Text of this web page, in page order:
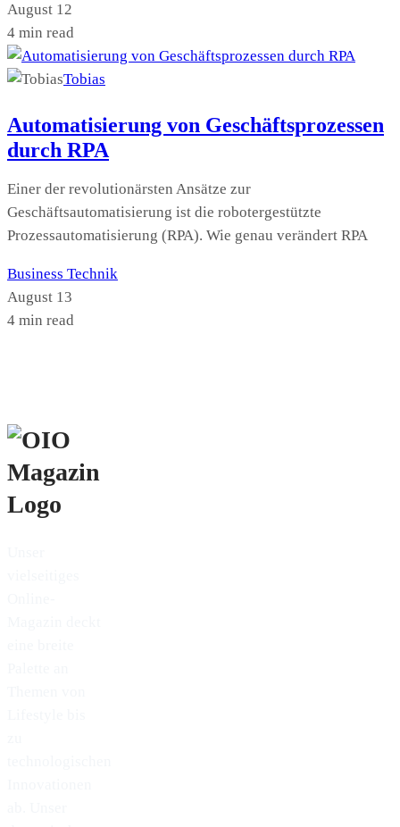
August 12
4 min read
Tobias
Automatisierung von Geschäftsprozessen
durch RPA
Einer der revolutionärsten Ansätze zur
Geschäftsautomatisierung ist die robotergestützte
Prozessautomatisierung (RPA). Wie genau verändert RPA
Business Technik
August 13
4 min read